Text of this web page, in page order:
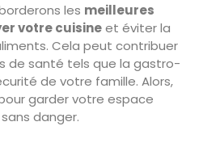
les meilleures
votre cuisineet éviter la
Cela peut contribuer
de santé tels que la gastro-
de votre famille. Alors,
garder votre espace
danger.